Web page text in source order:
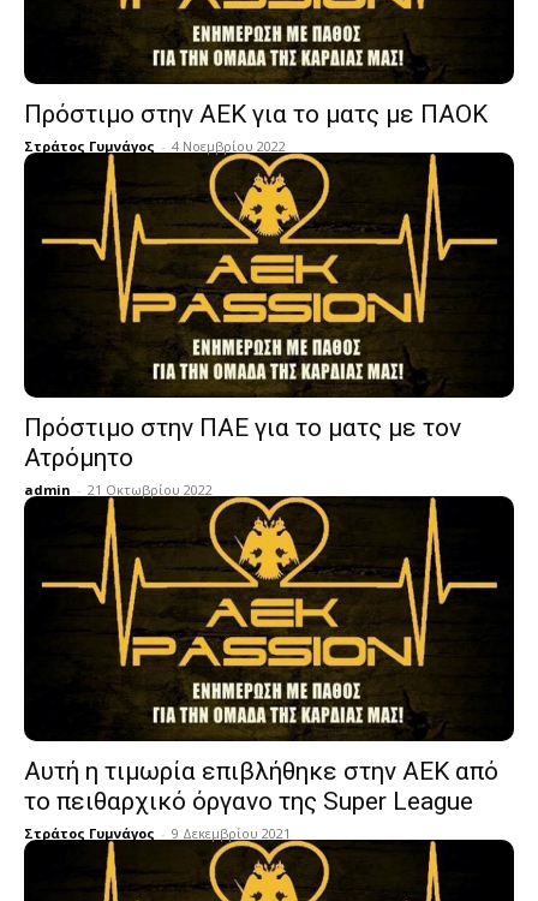
Πρόστιμο στην ΑΕΚ για το ματς με ΠΑΟΚ
Στράτος Γυμνάγος - 4 Νοεμβρίου 2022
Πρόστιμο στην ΠΑΕ για το ματς με τον
Ατρόμητο
admin - 21 Οκτωβρίου 2022
Αυτή η τιμωρία επιβλήθηκε στην ΑΕΚ από
το πειθαρχικό όργανο της Super League
Στράτος Γυμνάγος - 9 Δεκεμβρίου 2021